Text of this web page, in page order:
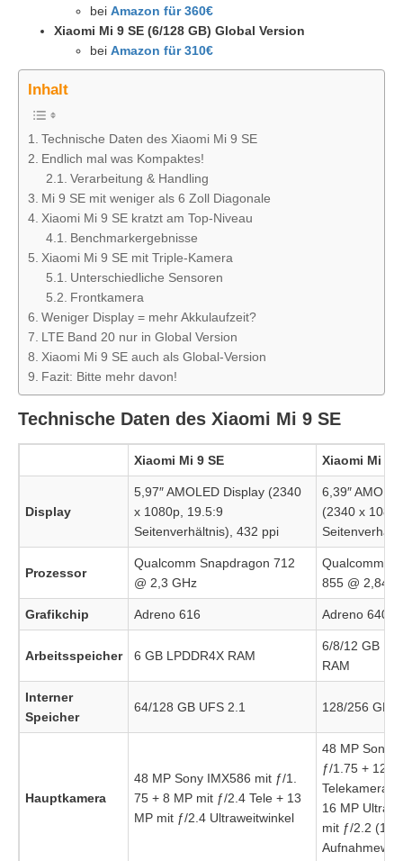
bei Amazon für 360€
Xiaomi Mi 9 SE (6/128 GB) Global Version
bei Amazon für 310€
Inhalt
Technische Daten des Xiaomi Mi 9 SE
Endlich mal was Kompaktes!
Verarbeitung & Handling
Mi 9 SE mit weniger als 6 Zoll Diagonale
Xiaomi Mi 9 SE kratzt am Top-Niveau
Benchmarkergebnisse
Xiaomi Mi 9 SE mit Triple-Kamera
Unterschiedliche Sensoren
Frontkamera
Weniger Display = mehr Akkulaufzeit?
LTE Band 20 nur in Global Version
Xiaomi Mi 9 SE auch als Global-Version
Fazit: Bitte mehr davon!
Technische Daten des Xiaomi Mi 9 SE
Xiaomi Mi 9 SE Xiaomi Mi 9
Display
5,97″ AMOLED Display (2340
x 1080p, 19.5:9
Seitenverhältnis), 432 ppi
6,39″
(2340 x
Prozessor
Qualcomm Snapdragon 712
@ 2,3 GHz
Qualcomm
855 @ 2,84
Grafikchip Adreno 616 Adreno 640
Arbeitsspeicher 6 GB LPDDR4X RAM
6/8/12 GB
RAM
Interner
Speicher
64/128 GB UFS 2.1 128/256 GB
Hauptkamera
48 MP Sony IMX586 mit ƒ/1.
75 + 8 MP mit ƒ/2.4 Tele + 13
MP mit ƒ/2.4 Ultraweitwinkel
48 MP Sony
ƒ/1.75 + 12
Telekamera
16 MP
mit ƒ/2.2